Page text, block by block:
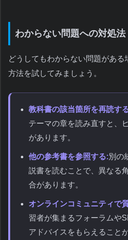
わからない問題への対処法
どうしてもわからない問題がある
方法を試してみましょう。
教科書の該当箇所を再読す
テーマの章を読み直すと、
があります。
他の参考書を参照する:別の
説書を読むことで、異なる
合があります。
オンラインコミュニティで
習者が集まるフォーラムや
アドバイスをもらえること